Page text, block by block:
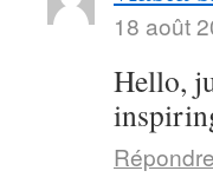
18 août
Hello,
Répondre